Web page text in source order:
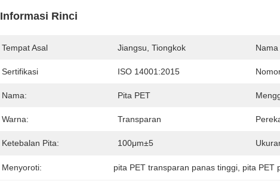
Informasi Rinci
Tempat Asal Jiangsu, Tiongkok
Sertifikasi ISO 14001:2015
Nama: Pita PET
Warna: Transparan
Ketebalan Pita: 100μm±5
Menyoroti: pita PET transparan panas tinggi pita PET